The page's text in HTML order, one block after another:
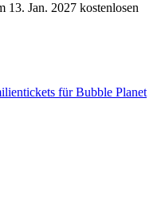
13. Jan. 2027 kostenlosen
für Bubble Planet